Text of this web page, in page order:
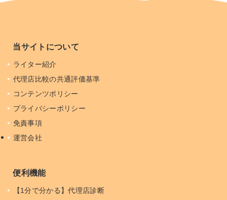
当サイトについて
ライター紹介
代理店比較の共通評価基準
コンテンツポリシー
プライバシーポリシー
免責事項
運営会社
便利機能
【1分で分かる】代理店診断